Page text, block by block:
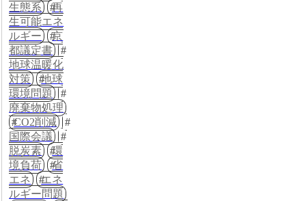
生態系
再
生可能エネ
ルギー
京
都議定書
地球温暖化
対策
地球
環境問題
廃棄物処理
CO2削減
国際会議
脱炭素
環
境負荷
省
エネ
エネ
ルギー問題